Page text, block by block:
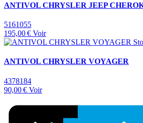
ANTIVOL CHRYSLER JEEP
5161055
195,00 € Voir
ANTIVOL CHRYSLER VOYAGER
4378184
90,00 € Voir